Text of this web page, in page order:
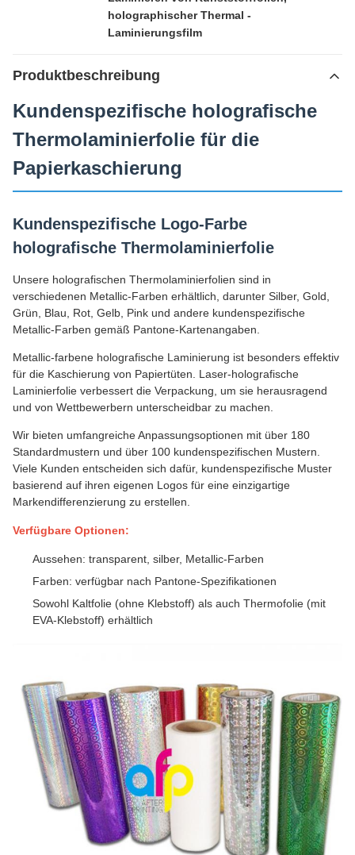
holographischer Thermal -
Laminierungsfilm
Produktbeschreibung
Kundenspezifische holografische
Thermolaminierfolie für die
Papierkaschierung
Kundenspezifische Logo-Farbe
holografische Thermolaminierfolie
Unsere holografischen Thermolaminierfolien sind in
verschiedenen Metallic-Farben erhältlich, darunter Silber, Gold,
Grün, Blau, Rot, Gelb, Pink und andere kundenspezifische
Metallic-Farben gemäß Pantone-Kartenangaben.
Metallic-farbene holografische Laminierung ist besonders effektiv
für die Kaschierung von Papiertüten. Laser-holografische
Laminierfolie verbessert die Verpackung, um sie herausragend
und von Wettbewerbern unterscheidbar zu machen.
Wir bieten umfangreiche Anpassungsoptionen mit über 180
Standardmustern und über 100 kundenspezifischen Mustern.
Viele Kunden entscheiden sich dafür, kundenspezifische Muster
basierend auf ihren eigenen Logos für eine einzigartige
Markendifferenzierung zu erstellen.
Verfügbare Optionen:
Aussehen: transparent, silber, Metallic-Farben
Farben: verfügbar nach Pantone-Spezifikationen
Sowohl Kaltfolie (ohne Klebstoff) als auch Thermofolie (mit
EVA-Klebstoff) erhältlich